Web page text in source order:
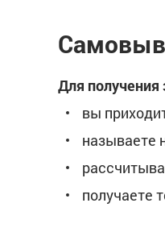
Для получения
вы
называете
получаете